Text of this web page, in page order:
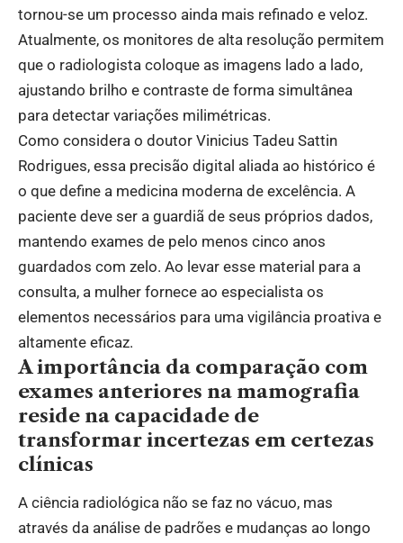
tornou-se um processo ainda mais refinado e veloz.
Atualmente, os monitores de alta resolução permitem
que o radiologista coloque as imagens lado a lado,
ajustando brilho e contraste de forma simultânea
para detectar variações milimétricas.
Como considera o doutor Vinicius Tadeu Sattin
Rodrigues, essa precisão digital aliada ao histórico é
o que define a medicina moderna de excelência. A
paciente deve ser a guardiã de seus próprios dados,
mantendo exames de pelo menos cinco anos
guardados com zelo. Ao levar esse material para a
consulta, a mulher fornece ao especialista os
elementos necessários para uma vigilância proativa e
altamente eficaz.
A importância da comparação com
exames anteriores na mamografia
reside na capacidade de
transformar incertezas em certezas
clínicas
A ciência radiológica não se faz no vácuo, mas
através da análise de padrões e mudanças ao longo